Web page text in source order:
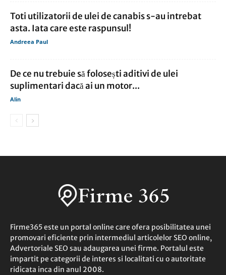
Toti utilizatorii de ulei de canabis s-au intrebat
asta. Iata care este raspunsul!
Andreea Paul
De ce nu trebuie să folosești aditivi de ulei
suplimentari dacă ai un motor...
Alin
Firme365 este un portal online care ofera posibilitatea unei
promovari eficiente prin intermediul articolelor SEO online,
Advertoriale SEO sau adaugarea unei firme. Portalul este
impartit pe categorii de interes si localitati cu o autoritate
ridicata inca din anul 2008.